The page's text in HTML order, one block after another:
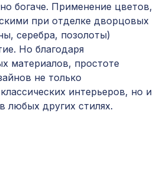
0,91 x 6,2 м
Воск
Воск
богаче. Применение цветов,
при отделке дворцовых
серебра, позолоты)
Но благодаря
материалов, простоте
не только
интерьеров, но и
любых других стилях.